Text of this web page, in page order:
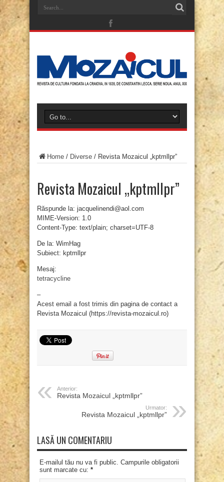
Home / Diverse / Revista Mozaicul „kptmllpr”
Revista Mozaicul „kptmllpr”
Răspunde la: jacquelinendi@aol.com
MIME-Version: 1.0
Content-Type: text/plain; charset=UTF-8
De la: WimHag
Subiect: kptmllpr
Mesaj:
tetracycline
–
Acest email a fost trimis din pagina de contact a
Revista Mozaicul (https://revista-mozaicul.ro)
Anterior:
Revista Mozaicul „kptmllpr”
Urmator:
Revista Mozaicul „kptmllpr”
LASĂ UN COMENTARIU
E-mailul tău nu va fi public. Campurile obligatorii
sunt marcate cu: *